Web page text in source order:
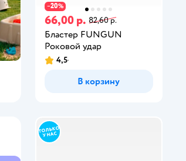
−20%
66,00 р. 82,60 р.
Бластер FUNGUN
Роковой удар
4,5
В корзину